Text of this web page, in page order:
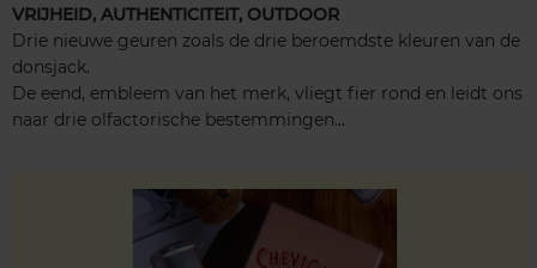
VRIJHEID, AUTHENTICITEIT, OUTDOOR
Drie nieuwe geuren zoals de drie beroemdste kleuren van de
donsjack.
De eend, embleem van het merk, vliegt fier rond en leidt ons
naar drie olfactorische bestemmingen...